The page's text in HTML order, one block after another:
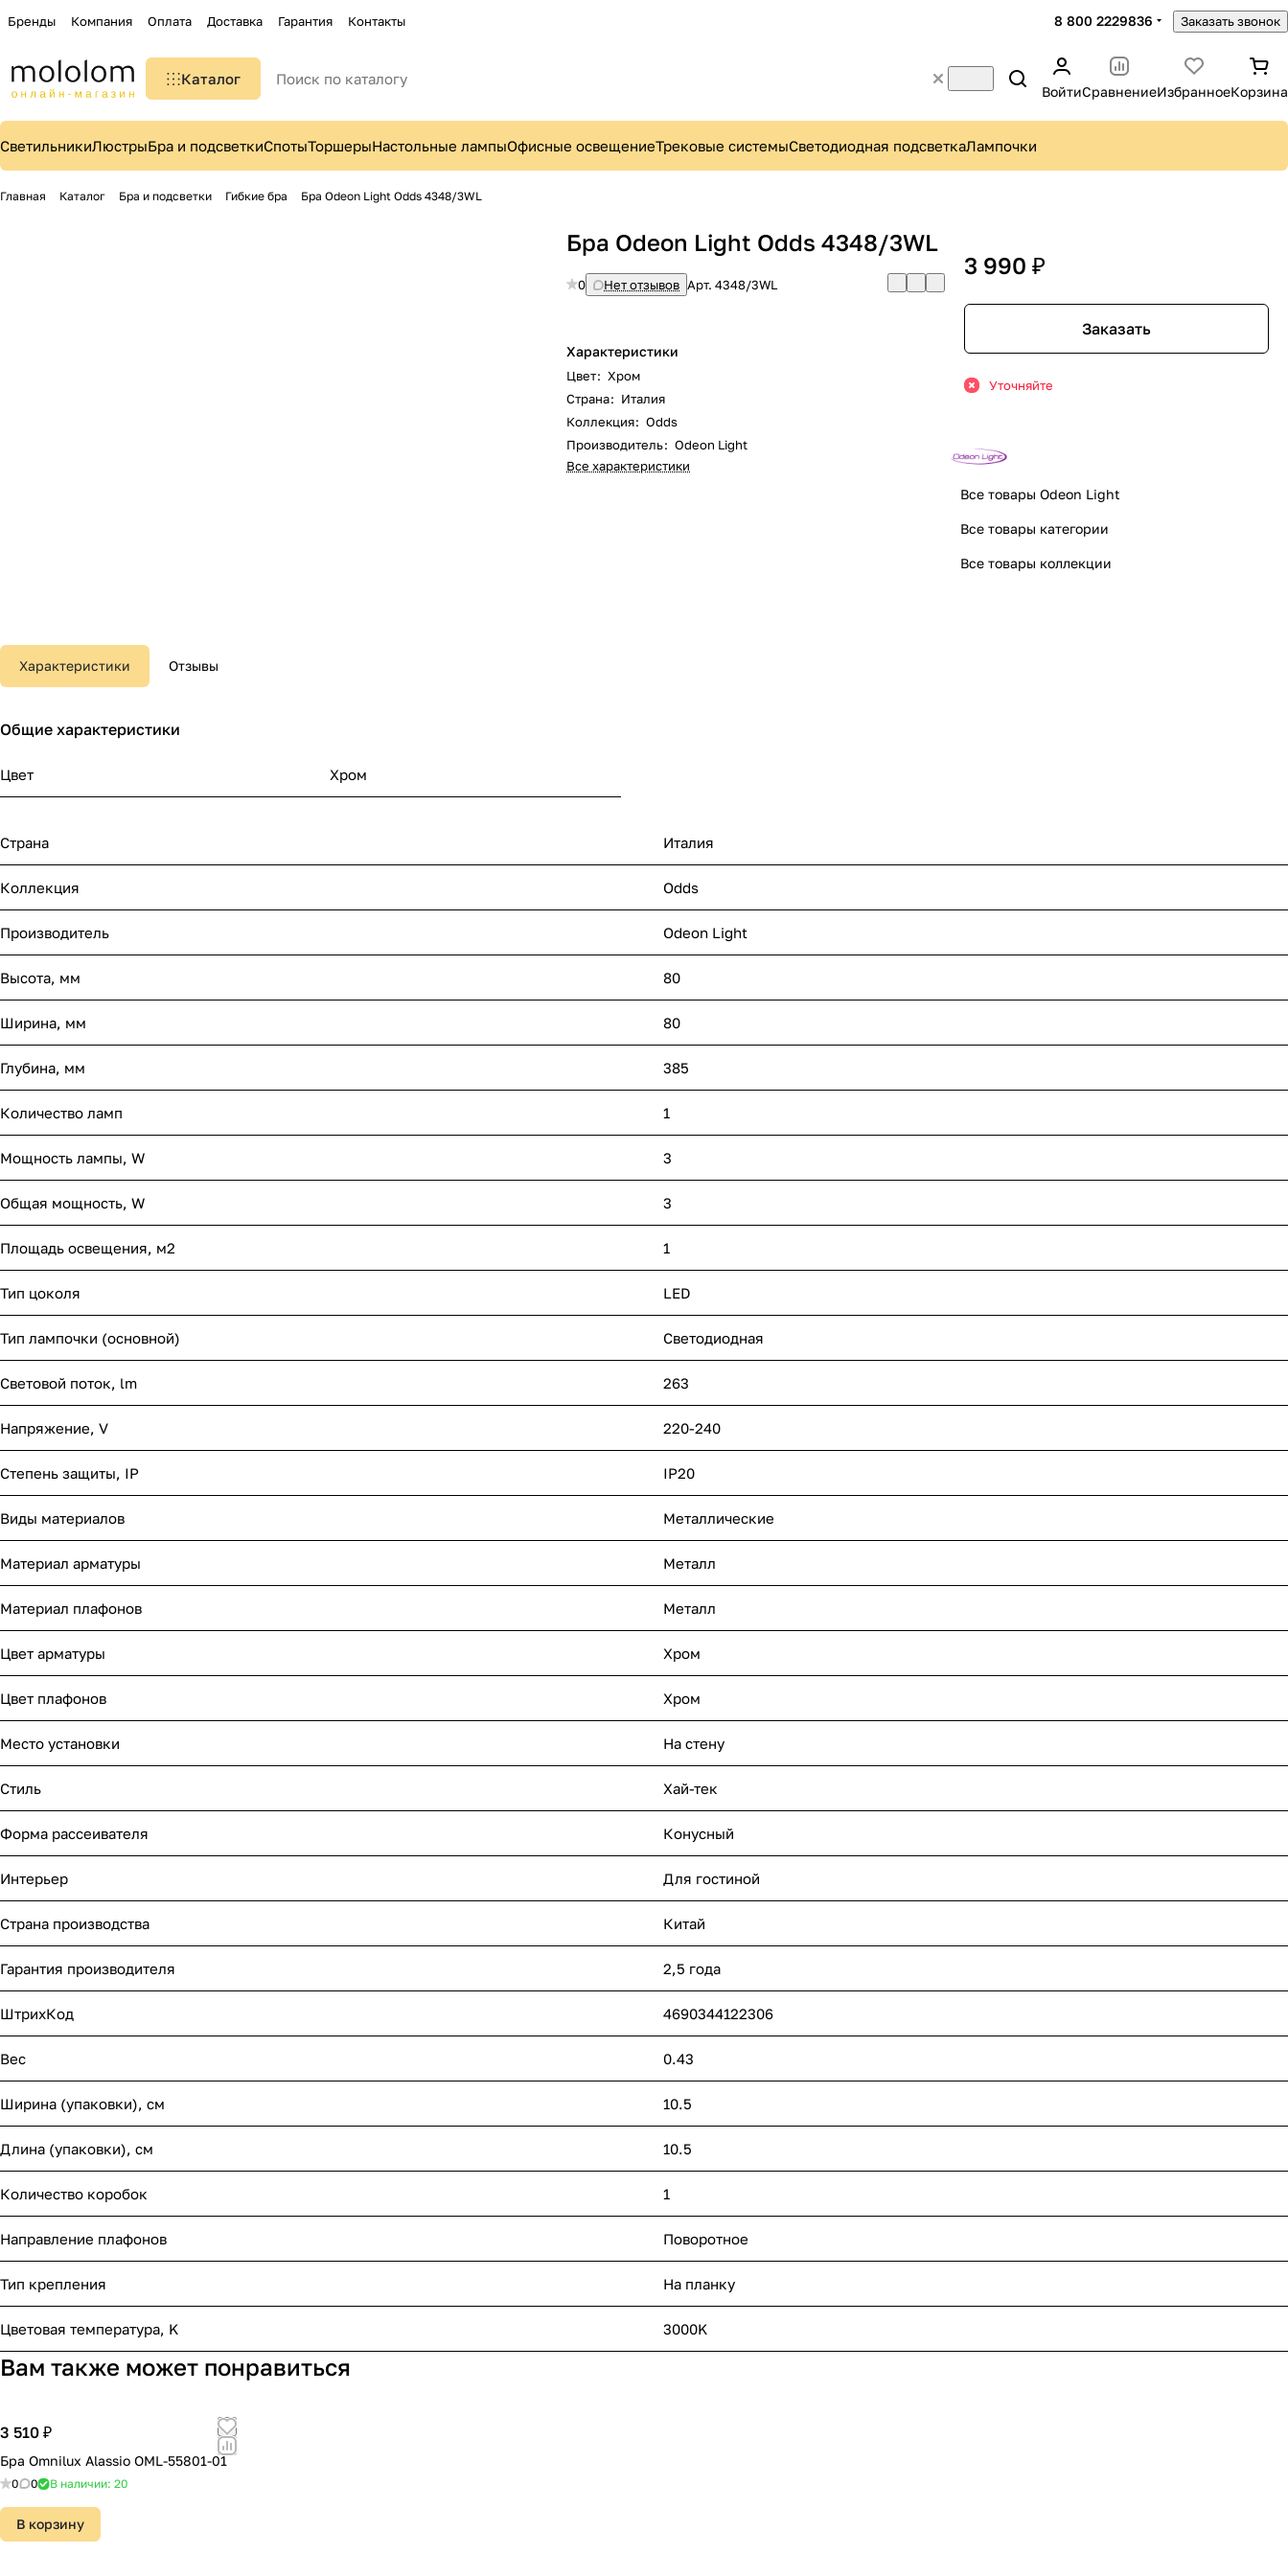
Бренды Компания Оплата Доставка Гарантия Контакты 8 800 2229836 Заказать звонок
Каталог
ВойтиСравнениеИзбранноеКорзина
СветильникиЛюстрыБра и подсветкиСпотыТоршерыНастольные лампыОфисные освещениеТрековые системыСветодиодная подсветкаЛампочки
Главная Каталог Бра и подсветки Гибкие бра Бра Odeon Light Odds 4348/3WL
Бра Odeon Light Odds 4348/3WL
0 Нет отзывов Арт.4348/3WL
Характеристики
Цвет: Хром
Страна: Италия
Коллекция: Odds
Производитель: Odeon Light
Все характеристики
3 990 ₽
Заказать
Уточняйте
Все товары Odeon Light
Все товары категории
Все товары коллекции
Характеристики Отзывы
Общие характеристики
Цвет Хром
Страна Италия
Коллекция Odds
Производитель Odeon Light
Высота, мм 80
Ширина, мм 80
Глубина, мм 385
Количество ламп 1
Мощность лампы, W 3
Общая мощность, W 3
Площадь освещения, м2 1
Тип цоколя LED
Тип лампочки (основной) Светодиодная
Световой поток, lm 263
Напряжение, V 220-240
Степень защиты, IP IP20
Виды материалов Металлические
Материал арматуры Металл
Материал плафонов Металл
Цвет арматуры Хром
Цвет плафонов Хром
Место установки На стену
Стиль Хай-тек
Форма рассеивателя Конусный
Интерьер Для гостиной
Страна производства Китай
Гарантия производителя 2,5 года
ШтрихКод 4690344122306
Вес 0.43
Ширина (упаковки), см 10.5
Длина (упаковки), см 10.5
Количество коробок 1
Направление плафонов Поворотное
Тип крепления На планку
Цветовая температура, K 3000K
Вам также может понравиться
3 510 ₽
Бра Omnilux Alassio OML-55801-01
0 0 В наличии: 20
В корзину